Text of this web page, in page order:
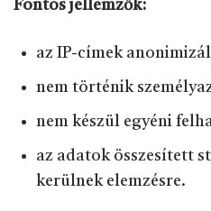
Fontos jellemzők:
az IP-címek
nem történik
nem készül egyéni
az adatok összesített
kerülnek elemzésre.